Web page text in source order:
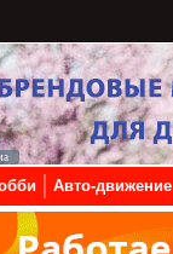
Авто-движение